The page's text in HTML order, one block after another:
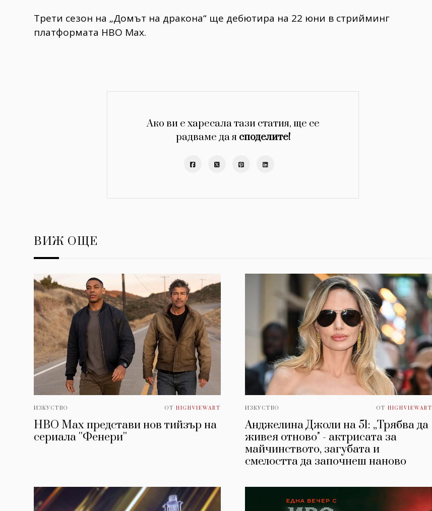
Трети сезон на „Домът на дракона“ ще дебютира на 22 юни в стрийминг
платформата HBO Max.
Ако ви е харесала тази статия, ще се
радваме да я споделите!
ВИЖ ОЩЕ
ИЗКУСТВО ОТHIGHVIEWART
HBO Max представи нов тийзър на
сериала ''Фенери''
ИЗКУСТВО ОТ HIGHVIEWART
Анджелина Джоли на 51: „Трябва да
живея отново" - актрисата за
майчинството, загубата и
смелостта да започнеш наново